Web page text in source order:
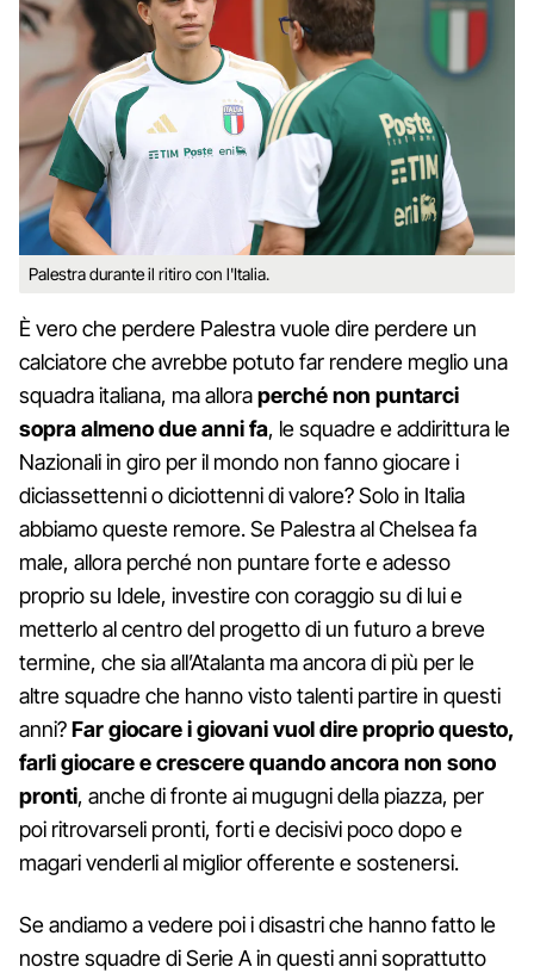
Palestra durante il ritiro con l'Italia.
È vero che perdere Palestra vuole dire perdere un
calciatore che avrebbe potuto far rendere meglio una
squadra italiana, ma alloraperché non puntarci
sopra almeno due anni fa, le squadre e addirittura le
Nazionali in giro per il mondo non fanno giocare i
diciassettenni o diciottenni di valore? Solo in Italia
abbiamo queste remore. Se Palestra al Chelsea fa
male, allora perché non puntare forte e adesso
proprio su Idele, investire con coraggio su di lui e
metterlo al centro del progetto di un futuro a breve
termine, che sia all’Atalanta ma ancora di più per le
altre squadre che hanno visto talenti partire in questi
anni?Far giocare i giovani vuol dire proprio questo,
farli giocare e crescere quando ancora non sono
pronti, anche di fronte ai mugugni della piazza, per
poi ritrovarseli pronti, forti e decisivi poco dopo e
magari venderli al miglior offerente e sostenersi.
Se andiamo a vedere poi i disastri che hanno fatto le
nostre squadre di Serie A in questi anni soprattutto